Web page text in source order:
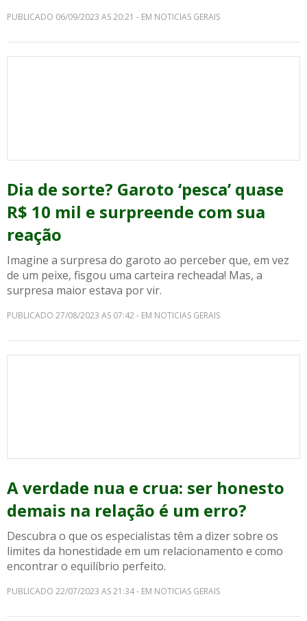
PUBLICADO 06/09/2023 AS 20:21 - EM NOTICIAS GERAIS
Dia de sorte? Garoto ‘pesca’ quase
R$ 10 mil e surpreende com sua
reação
Imagine a surpresa do garoto ao perceber que, em vez
de um peixe, fisgou uma carteira recheada! Mas, a
surpresa maior estava por vir.
PUBLICADO 27/08/2023 AS 07:42 - EM NOTICIAS GERAIS
A verdade nua e crua: ser honesto
demais na relação é um erro?
Descubra o que os especialistas têm a dizer sobre os
limites da honestidade em um relacionamento e como
encontrar o equilíbrio perfeito.
PUBLICADO 22/07/2023 AS 21:34 - EM NOTICIAS GERAIS